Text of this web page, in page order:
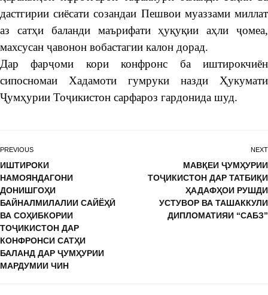
дастгирии сиёсати созандаи Пешвои муаззами миллат
аз сатҳи баланди маърифати ҳуқуқии аҳли ҷомеа,
махсусан ҷавонон вобастагии калон дорад.
Дар фарҷоми кори конфронс ба иштирокчиён
сипосномаи Хадамоти гумруки назди Ҳукумати
Ҷумҳурии Тоҷикистон сарфароз гардонида шуд.
PREVIOUS
ИШТИРОКИ
НАМОЯНДАГОНИ
ДОНИШГОҲИ
БАЙНАЛМИЛАЛИИ САЙËҲӢ
ВА СОҲИБКОРИИ
ТОҶИКИСТОН ДАР
КОНФРОНСИ САТҲИ
БАЛАНД ДАР ҶУМҲУРИИ
МАРДУМИИ ЧИН
NEXT
МАВҚЕИ ҶУМҲУРИИ
ТОҶИКИСТОН ДАР ТАТБИҚИ
ҲАДАФҲОИ РУШДИ
УСТУВОР ВА ТАШАККУЛИ
ДИПЛОМАТИЯИ “САБЗ”